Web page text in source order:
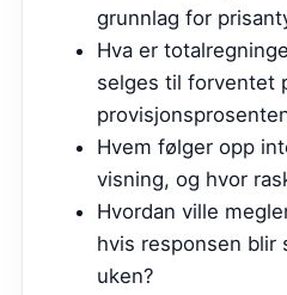
grunnlag for
Hva er
selges til forventet
Hvem følger opp
visning, og hvor
Hvordan ville
hvis responsen blir
uken?